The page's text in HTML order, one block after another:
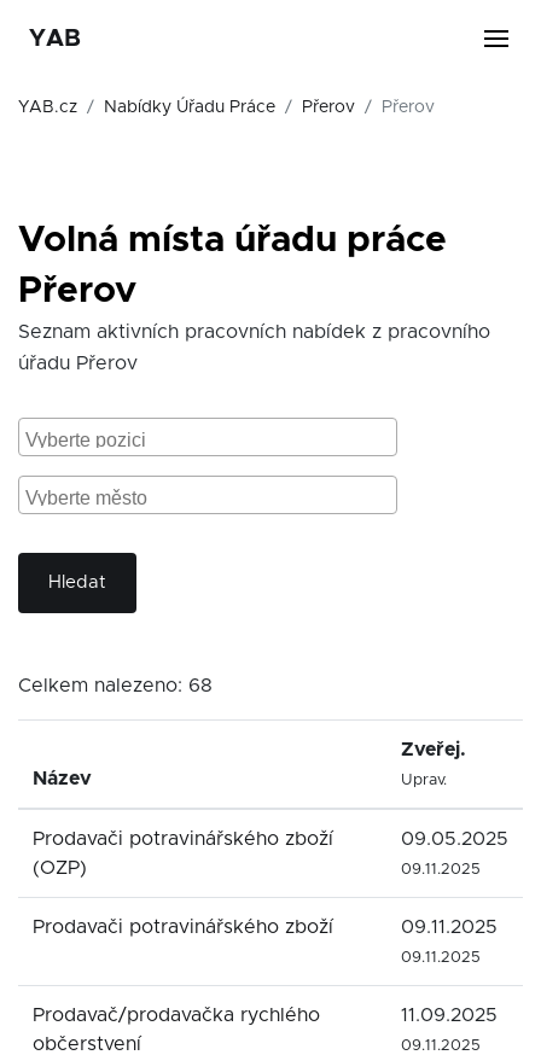
YAB
YAB.cz Nabídky Úřadu Práce Přerov Přerov
Volná místa úřadu práce
Přerov
Seznam aktivních pracovních nabídek z pracovního
úřadu Přerov
Hledat
Celkem nalezeno: 68
Název
Zveřej.
Uprav.
Prodavači potravinářského zboží
(OZP)
09.05.2025
09.11.2025
Prodavači potravinářského zboží 09.11.2025
09.11.2025
Prodavač/prodavačka rychlého
občerstvení
11.09.2025
09.11.2025